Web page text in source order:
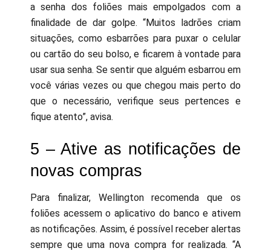
a senha dos foliões mais empolgados com a
finalidade de dar golpe. “Muitos ladrões criam
situações, como esbarrões para puxar o celular
ou cartão do seu bolso, e ficarem à vontade para
usar sua senha. Se sentir que alguém esbarrou em
você várias vezes ou que chegou mais perto do
que o necessário, verifique seus pertences e
fique atento”, avisa.
5 – Ative as notificações de
novas compras
Para finalizar, Wellington recomenda que os
foliões acessem o aplicativo do banco e ativem
as notificações. Assim, é possível receber alertas
sempre que uma nova compra for realizada. “A